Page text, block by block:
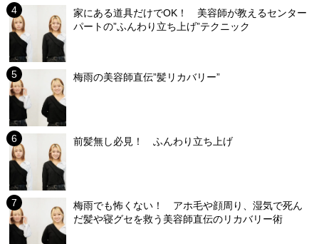
家にある道具だけでOK！ 美容師が教えるセンター
パートの”ふんわり立ち上げ”テクニック
梅雨の美容師直伝”髪リカバリー”
前髪無し必見！ ふんわり立ち上げ
梅雨でも怖くない！ アホ毛や顔周り、湿気で死ん
だ髪や寝グセを救う美容師直伝のリカバリー術